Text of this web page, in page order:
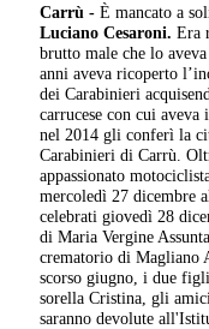
Carrù - È mancato a
Luciano Cesaroni. Era
brutto male che lo
anni aveva ricoperto
dei Carabinieri
carrucese con cui
nel 2014 gli conferì la
Carabinieri di Carrù.
appassionato
mercoledì 27 dicembre
celebrati giovedì 28
di Maria Vergine
crematorio di Magliano
scorso giugno, i due
sorella Cristina, gli
saranno devolute